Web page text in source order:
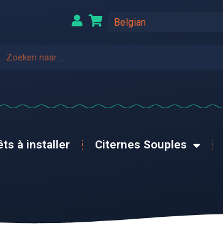
Belgian
à installer
Citernes Souples